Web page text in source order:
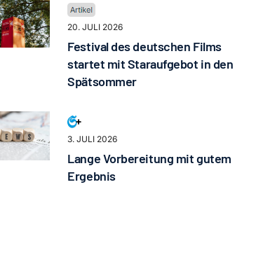
20. JULI 2026
Festival des deutschen Films
startet mit Staraufgebot in den
Spätsommer
3. JULI 2026
Lange Vorbereitung mit gutem
Ergebnis